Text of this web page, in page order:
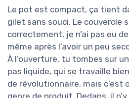
Le pot est compact, ça tient
gilet sans souci. Le couvercle
correctement, je n’ai pas eu
même après l’avoir un peu
À l’ouverture, tu tombes sur
pas liquide, qui se travaille
de révolutionnaire, mais c’est
genre de produit. Dedans, il